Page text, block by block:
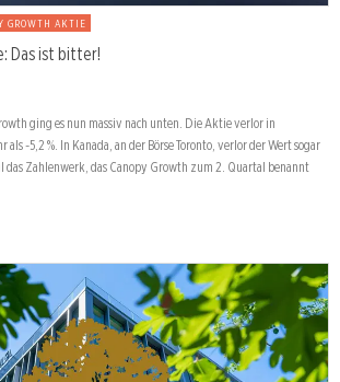
GROWTH AKTIE
Das ist bitter!
ging es nun massiv nach unten. Die Aktie verlor in
-5,2 %. In Kanada, an der Börse Toronto, verlor der Wert sogar
das Zahlenwerk, das Canopy Growth zum 2. Quartal benannt